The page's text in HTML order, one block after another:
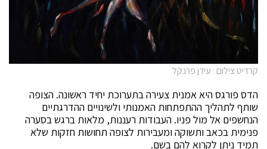
קרדיט צילום : עידן פרנקל
הדס פורגס היא אמנית צעירה בתערוכת יחיד ראשונה. הצופה
שותף לתהליך ההתפתחות האמנותי ולשינויים ההדרגתיים
הנחשפים אל מול פניו. העבודות רעננות, מלאות ברגש בסערה
פנימית בכאב ותשוקה ומעבירות לצופה תחושות חזקות שלא
תמיד ניתן לקרוא להם בשם.